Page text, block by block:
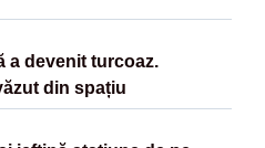
a devenit turcoaz.
din spațiu